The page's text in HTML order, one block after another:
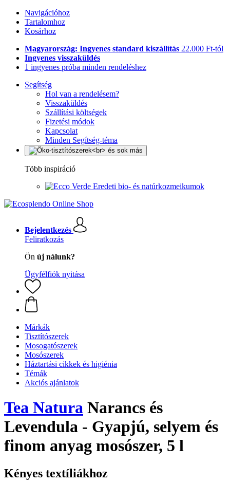
Navigációhoz
Tartalomhoz
Kosárhoz
Magyarország: Ingyenes standard kiszállítás 22.000 Ft-tól
Ingyenes visszaküldés
1 ingyenes próba minden rendeléshez
Segítség
Hol van a rendelésem?
Visszaküldés
Szállítási költségek
Fizetési módok
Kapcsolat
Minden Segítség-téma
Több inspiráció
Eredeti bio- és natúrkozmeikumok
Bejelentkezés
Feliratkozás
Ön új nálunk?
Ügyfélfiók nyitása
Márkák
Tisztítószerek
Mosogatószerek
Mosószerek
Háztartási cikkek és higiénia
Témák
Akciós ajánlatok
Tea Natura Narancs és
Levendula - Gyapjú, selyem és
finom anyag mosószer, 5 l
Kényes textíliákhoz